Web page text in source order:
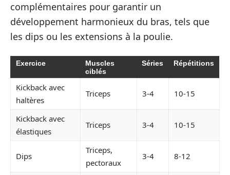
complémentaires pour garantir un
développement harmonieux du bras, tels que
les dips ou les extensions à la poulie.
Exercice
Muscles
ciblés
Séries Répétitions
Kickback avec
haltères
Triceps 3-4 10-15
Kickback avec
élastiques
Triceps 3-4 10-15
Dips
Triceps,
pectoraux
3-4 8-12